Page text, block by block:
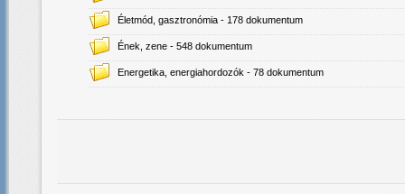
Életmód, gasztronómia - 178 dokumentum
Ének, zene - 548 dokumentum
Energetika, energiahordozók - 78 dokumentum